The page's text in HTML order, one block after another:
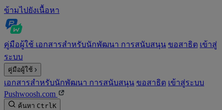
ข้ามไปยังเนื้อหา
คู่มือผู้ใช้ เอกสารสำหรับนักพัฒนา การสนับสนุน ขอสาธิต เข้าสู่
ระบบ
คู่มือผู้ใช้
เอกสารสำหรับนักพัฒนา การสนับสนุน ขอสาธิต เข้าสู่ระบบ
Pushwoosh.com
ค้นหา CtrlK